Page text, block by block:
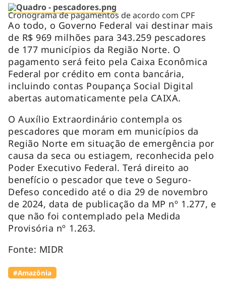
Cronograma de pagamentos de acordo com CPF
Ao todo, o Governo Federal vai destinar mais
de R$ 969 milhões para 343.259 pescadores
de 177 municípios da Região Norte. O
pagamento será feito pela Caixa Econômica
Federal por crédito em conta bancária,
incluindo contas Poupança Social Digital
abertas automaticamente pela CAIXA.
O Auxílio Extraordinário contempla os
pescadores que moram em municípios da
Região Norte em situação de emergência por
causa da seca ou estiagem, reconhecida pelo
Poder Executivo Federal. Terá direito ao
benefício o pescador que teve o Seguro-
Defeso concedido até o dia 29 de novembro
de 2024, data de publicação da MP nº 1.277, e
que não foi contemplado pela Medida
Provisória nº 1.263.
Fonte: MIDR
#Amazônia